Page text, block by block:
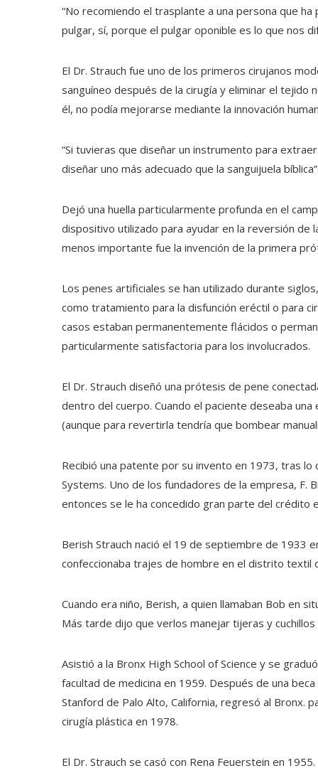
“No recomiendo el trasplante a una persona que
pulgar, sí, porque el pulgar oponible es lo que nos
El Dr. Strauch fue uno de los primeros cirujanos
sanguíneo después de la cirugía y eliminar el tejido
él, no podía mejorarse mediante la innovación
“Si tuvieras que diseñar un instrumento para
diseñar uno más adecuado que la sanguijuela
Dejó una huella particularmente profunda en el
dispositivo utilizado para ayudar en la reversión de
menos importante fue la invención de la primera
Los penes artificiales se han utilizado durante
como tratamiento para la disfunción eréctil o para
casos estaban permanentemente flácidos o
particularmente satisfactoria para los involucrados.
El Dr. Strauch diseñó una prótesis de pene
dentro del cuerpo. Cuando el paciente deseaba
(aunque para revertirla tendría que bombear
Recibió una patente por su invento en 1973, tras lo
Systems. Uno de los fundadores de la empresa, F.
entonces se le ha concedido gran parte del crédito
Berish Strauch nació el 19 de septiembre de 1933
confeccionaba trajes de hombre en el distrito textil
Cuando era niño, Berish, a quien llamaban Bob en
Más tarde dijo que verlos manejar tijeras y
Asistió a la Bronx High School of Science y se
facultad de medicina en 1959. Después de una
Stanford de Palo Alto, California, regresó al Bronx.
cirugía plástica en 1978.
El Dr. Strauch se casó con Rena Feuerstein en